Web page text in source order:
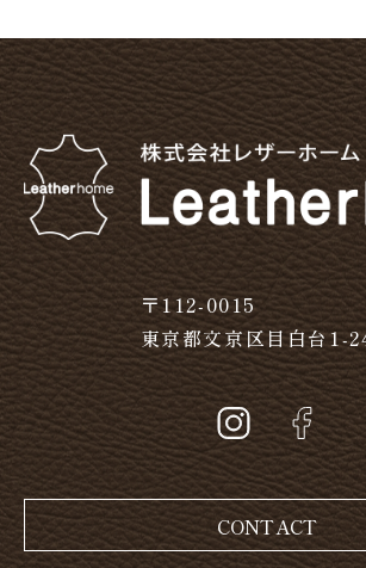
〒112-0015
東京都文京区目白台1-
CONTACT